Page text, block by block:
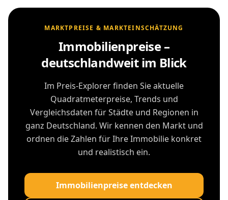
MARKTPREISE & MARKTEINSCHÄTZUNG
Immobilienpreise –
deutschlandweit im Blick
Im Preis-Explorer finden Sie aktuelle
Quadratmeterpreise, Trends und
Vergleichsdaten für Städte und Regionen in
ganz Deutschland. Wir kennen den Markt und
ordnen die Zahlen für Ihre Immobilie konkret
und realistisch ein.
Immobilienpreise entdecken